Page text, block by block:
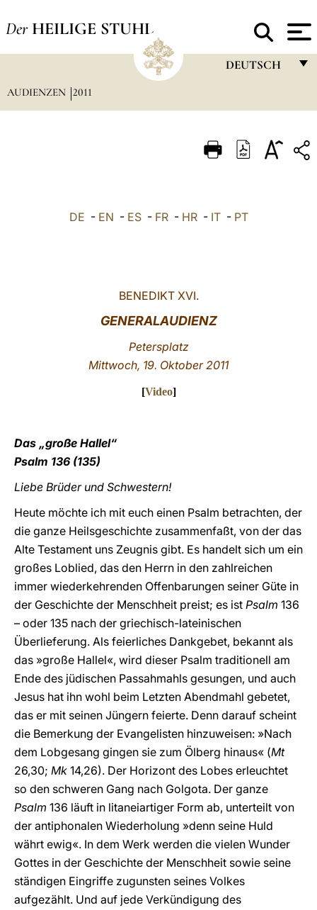
Der HEILIGE STUHL
DEUTSCH
ITALIANO
AUDIENZEN 2011
DE - EN - ES- FR- HR- IT- PT
BENEDIKT XVI.
GENERALAUDIENZ
Petersplatz
Mittwoch, 19. Oktober 2011
[Video]
Das „große Hallel“
Psalm 136 (135)
Liebe Brüder und Schwestern!
Heute möchte ich mit euch einen Psalm betrachten, der
die ganze Heilsgeschichte zusammenfaßt, von der das
Alte Testament uns Zeugnis gibt. Es handelt sich um ein
großes Loblied, das den Herrn in den zahlreichen
immer wiederkehrenden Offenbarungen seiner Güte in
der Geschichte der Menschheit preist; es ist Psalm 136
– oder 135 nach der griechisch-lateinischen
Überlieferung. Als feierliches Dankgebet, bekannt als
das »große Hallel«, wird dieser Psalm traditionell am
Ende des jüdischen Passahmahls gesungen, und auch
Jesus hat ihn wohl beim Letzten Abendmahl gebetet,
das er mit seinen Jüngern feierte. Denn darauf scheint
die Bemerkung der Evangelisten hinzuweisen: »Nach
dem Lobgesang gingen sie zum Ölberg hinaus« (Mt
26,30; Mk 14,26). Der Horizont des Lobes erleuchtet
so den schweren Gang nach Golgota. Der ganze
Psalm 136 läuft in litaneiartiger Form ab, unterteilt von
der antiphonalen Wiederholung »denn seine Huld
währt ewig«. In dem Werk werden die vielen Wunder
Gottes in der Geschichte der Menschheit sowie seine
ständigen Eingriffe zugunsten seines Volkes
aufgezählt. Und auf jede Verkündigung des